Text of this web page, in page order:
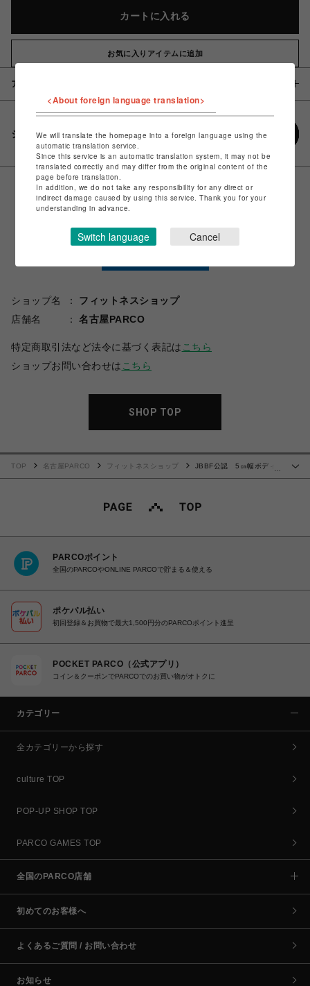
カートに入れる
お気に入りアイテムに追加
アイテム説明 / 素材
シェアする
ショップ名
フィットネスショップ
店舗名
名古屋PARCO
特定商取引法など法令に基づく表記は こちら
ショップお問い合わせは こちら
SHOP TOP
TOP 名古屋PARCO フィットネスショップ
JBBF公認 5㎝幅ボディ
PARCOポイント
全国のPARCOやONLINE PARCOで貯まる＆使える
ポケパル払い
初回登録＆お買物で最大1,500円分のPARCOポイント進呈
POCKET PARCO（公式アプリ）
コイン＆クーポンでPARCOでのお買い物がオトクに
カテゴリー
全カテゴリーから探す
culture TOP
POP-UP SHOP TOP
PARCO GAMES TOP
全国のPARCO店舗
初めてのお客様へ
よくあるご質問 / お問い合わせ
お知らせ
<About foreign language translation>
We will translate the homepage into a foreign language using the
automatic translation service.
Since this service is an automatic translation system, it may not be
translated correctly and may differ from the original content of the
page before translation.
In addition, we do not take any responsibility for any direct or
indirect damage caused by using this service. Thank you for your
understanding in advance.
Switch language Cancel